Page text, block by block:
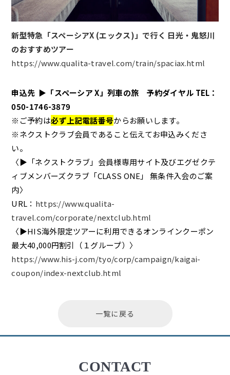
新型特急「スペーシアX (エックス)」で行く 日光・鬼怒川
のおすすめツアー
https://www.qualita-travel.com/train/spaciax.html
申込先 ▶「スペーシア X」列車の旅 予約ダイヤル TEL：
050-1746-3879
※ご予約は必ず上記電話番号からお願いします。
※ネクストクラブ会員であること伝えてお申込みくださ
い。
〈▶「ネクストクラブ」会員様専用サイト及びエグゼクテ
ィブメンバーズクラブ「CLASS ONE」 無条件入会のご案
内〉
URL： https://www.qualita-
travel.com/corporate/nextclub.html
〈▶HIS海外限定ツアーに利用できるオンラインクーポン
最大40,000円割引（１グループ）〉
https://www.his-j.com/tyo/corp/campaign/kaigai-
coupon/index-nextclub.html
一覧に戻る
CONTACT